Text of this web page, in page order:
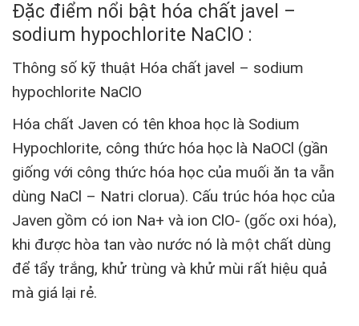
Đặc điểm nổi bật hóa chất javel –
sodium hypochlorite NaClO :
Thông số kỹ thuật Hóa chất javel – sodium
hypochlorite NaClO
Hóa chất Javen có tên khoa học là Sodium
Hypochlorite, công thức hóa học là NaOCl (gần
giống với công thức hóa học của muối ăn ta vẫn
dùng NaCl – Natri clorua). Cấu trúc hóa học của
Javen gồm có ion Na+ và ion ClO- (gốc oxi hóa),
khi được hòa tan vào nước nó là một chất dùng
để tẩy trắng, khử trùng và khử mùi rất hiệu quả
mà giá lại rẻ.